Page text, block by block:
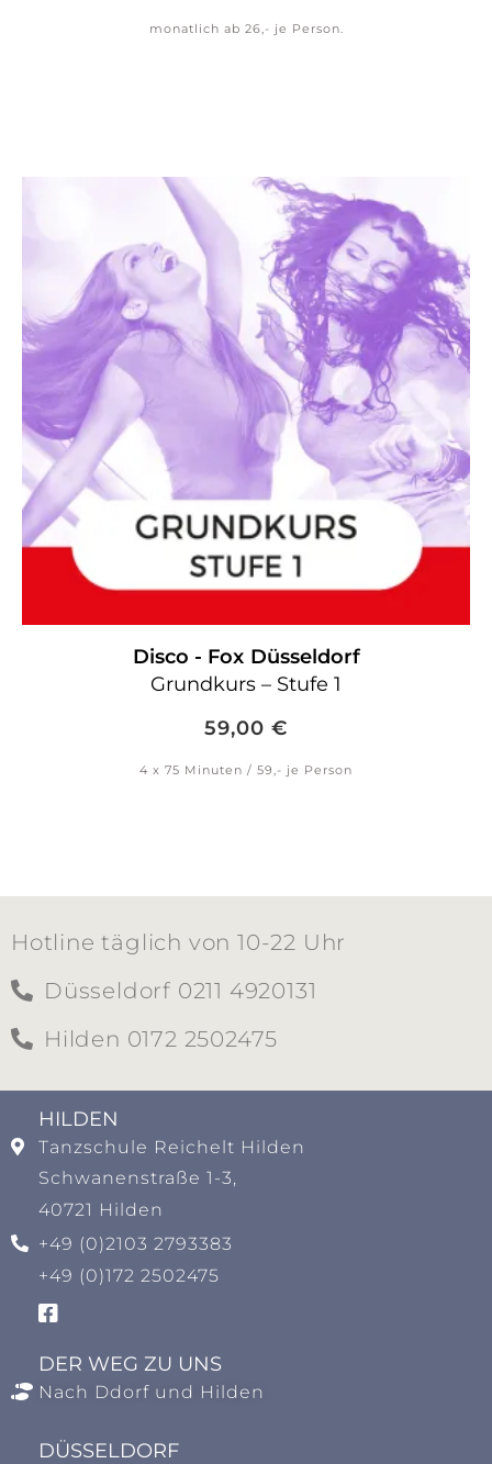
monatlich ab 26,- je Person.
Disco - Fox Düsseldorf
Grundkurs – Stufe 1
59,00 €
4 x 75 Minuten / 59,- je Person
Hotline täglich von 10-22 Uhr
Düsseldorf 0211 4920131
Hilden 0172 2502475
HILDEN​
Tanzschule Reichelt Hilden
Schwanenstraße 1-3,
40721 Hilden
+49 (0)2103 2793383
+49 (0)172 2502475
DER WEG ZU UNS
Nach Ddorf und Hilden
DÜSSELDORF